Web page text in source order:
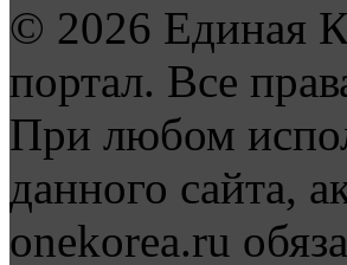
© 2026 Единая
портал. Все
При любом
данного сайта,
onekorea.ru